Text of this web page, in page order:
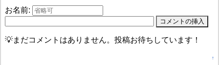
お名前:
💡まだコメントはありません。投稿お待ちしています！
↑